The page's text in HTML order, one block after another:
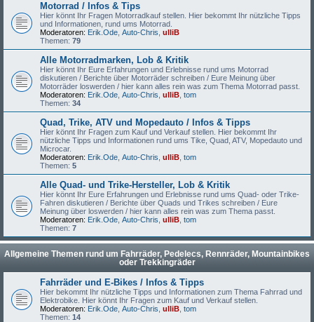
Motorrad / Infos & Tips
Hier könnt Ihr Fragen Motorradkauf stellen. Hier bekommt Ihr nützliche Tipps
und Informationen, rund ums Motorrad.
Moderatoren: Erik.Ode Auto-Chris ulliB
Themen: 79
Alle Motorradmarken, Lob & Kritik
Hier könnt Ihr Eure Erfahrungen und Erlebnisse rund ums Motorrad
diskutieren / Berichte über Motorräder schreiben / Eure Meinung über
Motorräder loswerden / hier kann alles rein was zum Thema Motorrad passt.
Moderatoren: Erik.Ode Auto-Chris ulliB tom
Themen: 34
Quad, Trike, ATV und Mopedauto / Infos & Tipps
Hier könnt Ihr Fragen zum Kauf und Verkauf stellen. Hier bekommt Ihr
nützliche Tipps und Informationen rund ums Tike, Quad, ATV, Mopedauto und
Microcar.
Moderatoren: Erik.Ode Auto-Chris ulliB tom
Themen: 5
Alle Quad- und Trike-Hersteller, Lob & Kritik
Hier könnt Ihr Eure Erfahrungen und Erlebnisse rund ums Quad- oder Trike-
Fahren diskutieren / Berichte über Quads und Trikes schreiben / Eure
Meinung über loswerden / hier kann alles rein was zum Thema passt.
Moderatoren: Erik.Ode Auto-Chris ulliB tom
Themen: 7
Allgemeine Themen rund um Fahrräder, Pedelecs, Rennräder, Mountainbikes
oder Trekkingräder
Fahrräder und E-Bikes / Infos & Tipps
Hier bekommt Ihr nützliche Tipps und Informationen zum Thema Fahrrad und
Elektrobike. Hier könnt Ihr Fragen zum Kauf und Verkauf stellen.
Moderatoren: Erik.Ode Auto-Chris ulliB tom
Themen: 14